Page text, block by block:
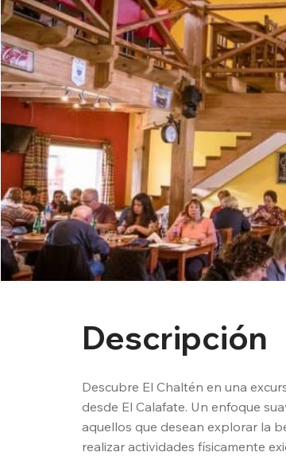
Descripción
Descubre El Chaltén en una
desde El Calafate. Un enfoque
aquellos que desean explorar la
realizar actividades físicamente